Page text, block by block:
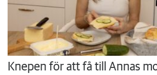
Knepen för att få till Annas